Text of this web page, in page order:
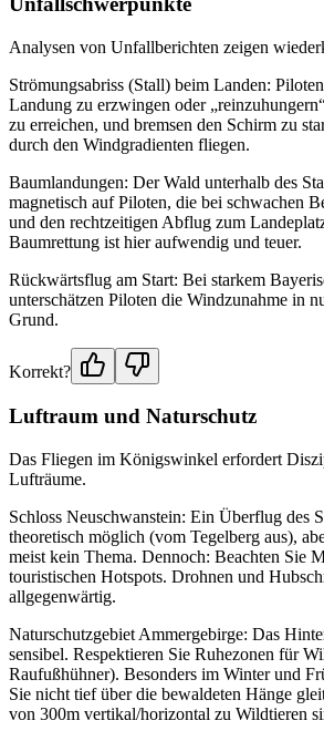
Analysen von Unfallberichten zeigen
Strömungsabriss (Stall) beim Landen:
Landung zu erzwingen oder
zu erreichen, und bremsen den Schirm zu
durch den Windgradienten fliegen.
Baumlandungen: Der Wald unterhalb des
magnetisch auf Piloten, die bei schwachen
und den rechtzeitigen Abflug zum
Baumrettung ist hier aufwendig und teuer.
Rückwärtsflug am Start: Bei starkem
unterschätzen Piloten die Windzunahme in
Grund.
Korrekt?
Luftraum und Naturschutz
Das Fliegen im Königswinkel erfordert
Lufträume.
Schloss Neuschwanstein: Ein Überflug des
theoretisch möglich (vom Tegelberg aus),
meist kein Thema. Dennoch: Beachten Sie
touristischen Hotspots. Drohnen und
allgegenwärtig.
Naturschutzgebiet Ammergebirge: Das
sensibel. Respektieren Sie Ruhezonen für
Raufußhühner). Besonders im Winter und
Sie nicht tief über die bewaldeten Hänge
von 300m vertikal/horizontal zu Wildtieren